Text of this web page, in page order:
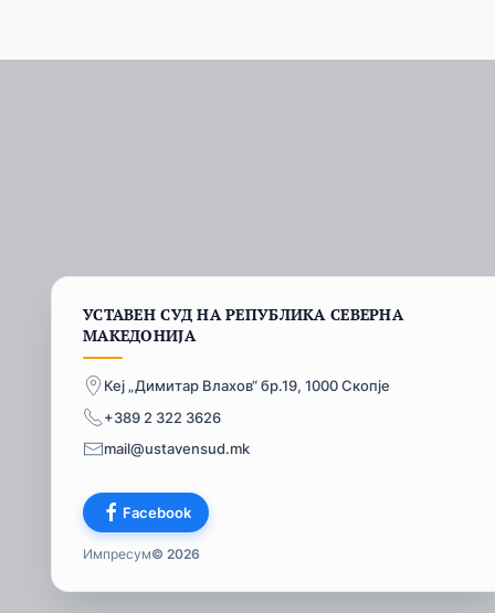
УСТАВЕН СУД НА РЕПУБЛИКА СЕВЕРНА
МАКЕДОНИЈА
Кеј „Димитар Влахов“ бр.19, 1000 Скопје
+389 2 322 3626
mail@ustavensud.mk
Facebook
Импресум© 2026